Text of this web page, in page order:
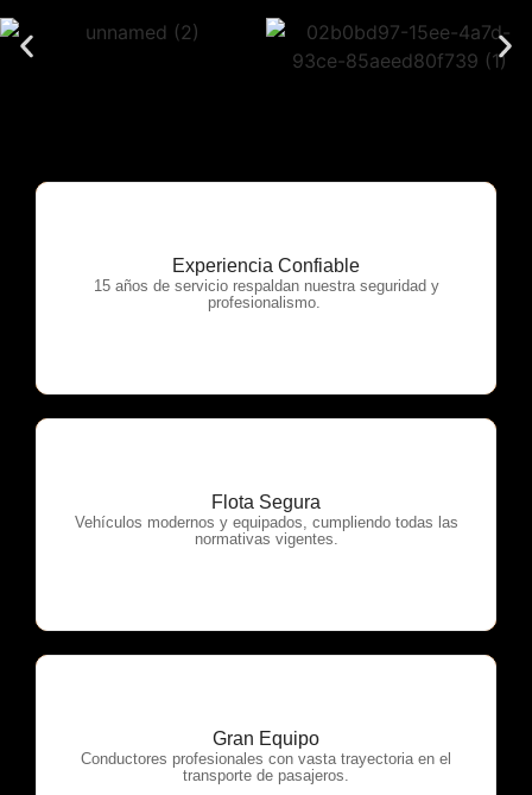
Experiencia Confiable
15 años de servicio respaldan nuestra seguridad y
profesionalismo.
OTP Servicios
Flota Segura
Vehículos modernos y equipados, cumpliendo todas las
normativas vigentes.
OTP Servicios
Gran Equipo
Conductores profesionales con vasta trayectoria en el
transporte de pasajeros.
OTP Servicios